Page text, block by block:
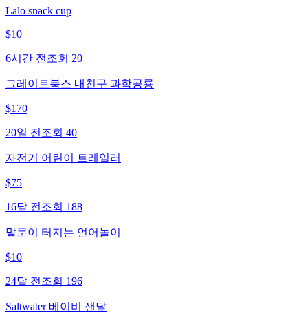
Lalo snack cup
$10
6시간 전 조회 20
그레이트북스 내친구 과학공룡
$170
20일 전 조회 40
자전거 어린이 트레일러
$75
16달 전 조회 188
말문이 터지는 언어놀이
$10
24달 전 조회 196
Saltwater 베이비 샌달